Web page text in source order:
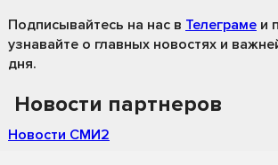
Подписывайтесь на нас в Телеграме и
узнавайте о главных новостях и
дня.
Новости партнеров
Новости СМИ2